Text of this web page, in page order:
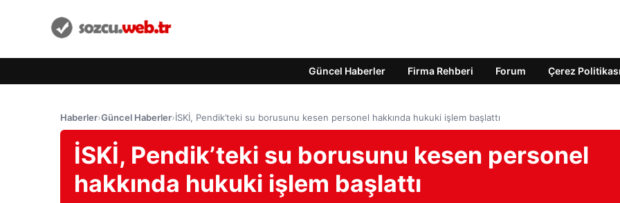
Güncel Haberler Firma Rehberi Forum Çerez Politikası
Haberler›Güncel Haberler›İSKİ, Pendik’teki su borusunu kesen personel hakkında hukuki işlem başlattı
İSKİ, Pendik’teki su borusunu kesen personel
hakkında hukuki işlem başlattı